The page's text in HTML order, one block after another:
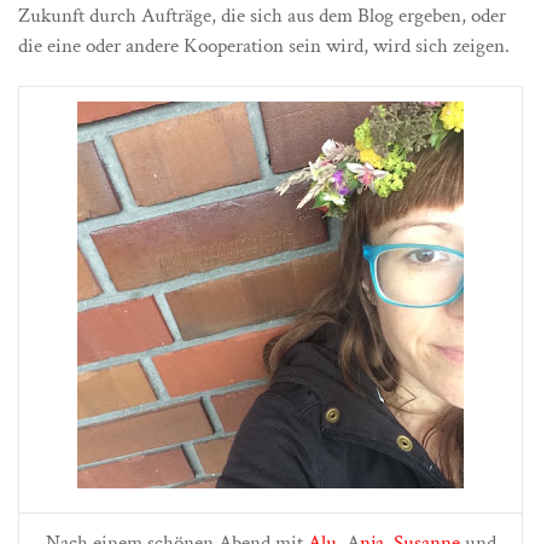
Zukunft durch Aufträge, die sich aus dem Blog ergeben, oder
die eine oder andere Kooperation sein wird, wird sich zeigen.